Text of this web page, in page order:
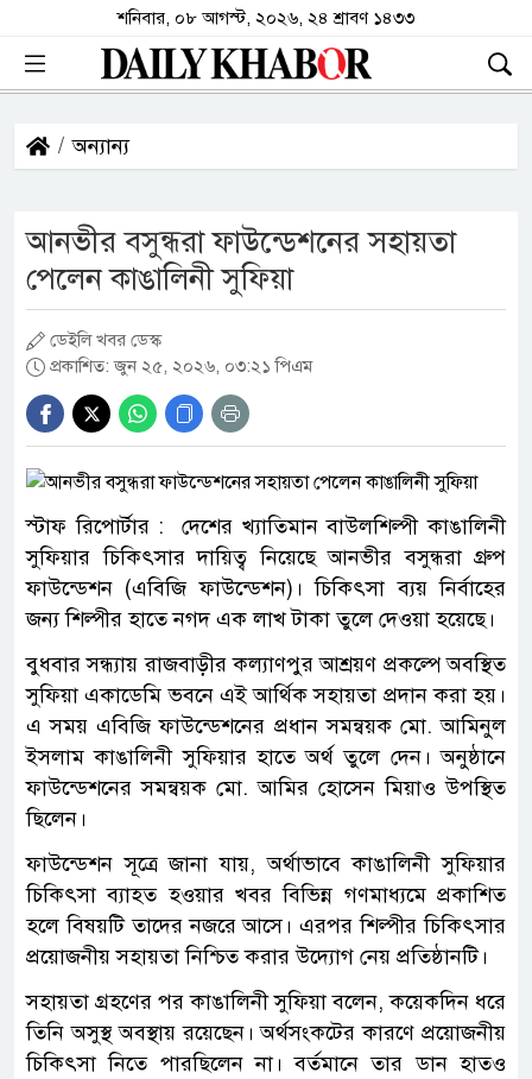
শনিবার, ০৮ আগস্ট, ২০২৬, ২৪ শ্রাবণ ১৪৩৩
অন্যান্য
আনভীর বসুন্ধরা ফাউন্ডেশনের সহায়তা
পেলেন কাঙালিনী সুফিয়া
ডেইলি খবর ডেস্ক
প্রকাশিত: জুন ২৫, ২০২৬, ০৩:২১ পিএম
স্টাফ রিপোর্টার : দেশের খ্যাতিমান বাউলশিল্পী কাঙালিনী
সুফিয়ার চিকিৎসার দায়িত্ব নিয়েছে আনভীর বসুন্ধরা গ্রুপ
ফাউন্ডেশন (এবিজি ফাউন্ডেশন)। চিকিৎসা ব্যয় নির্বাহের
জন্য শিল্পীর হাতে নগদ এক লাখ টাকা তুলে দেওয়া হয়েছে।
বুধবার সন্ধ্যায় রাজবাড়ীর কল্যাণপুর আশ্রয়ণ প্রকল্পে অবস্থিত
সুফিয়া একাডেমি ভবনে এই আর্থিক সহায়তা প্রদান করা হয়।
এ সময় এবিজি ফাউন্ডেশনের প্রধান সমন্বয়ক মো. আমিনুল
ইসলাম কাঙালিনী সুফিয়ার হাতে অর্থ তুলে দেন। অনুষ্ঠানে
ফাউন্ডেশনের সমন্বয়ক মো. আমির হোসেন মিয়াও উপস্থিত
ছিলেন।
ফাউন্ডেশন সূত্রে জানা যায়, অর্থাভাবে কাঙালিনী সুফিয়ার
চিকিৎসা ব্যাহত হওয়ার খবর বিভিন্ন গণমাধ্যমে প্রকাশিত
হলে বিষয়টি তাদের নজরে আসে। এরপর শিল্পীর চিকিৎসার
প্রয়োজনীয় সহায়তা নিশ্চিত করার উদ্যোগ নেয় প্রতিষ্ঠানটি।
সহায়তা গ্রহণের পর কাঙালিনী সুফিয়া বলেন, কয়েকদিন ধরে
তিনি অসুস্থ অবস্থায় রয়েছেন। অর্থসংকটের কারণে প্রয়োজনীয়
চিকিৎসা নিতে পারছিলেন না। বর্তমানে তার ডান হাতও